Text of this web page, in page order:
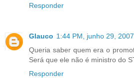
Responder
Glauco 1:44 PM, junho 29, 2007
Queria saber quem era o
Será que ele não é ministro do
Responder